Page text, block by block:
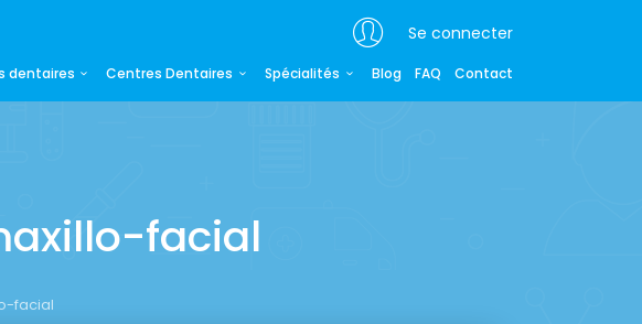
Se connecter
dentaires Centres Dentaires Spécialités Blog FAQ Contact
facial
facial